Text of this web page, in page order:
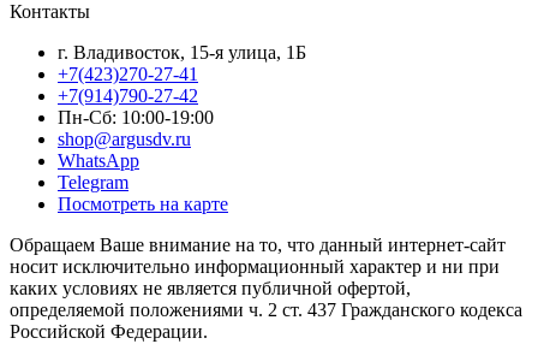
Контакты
г. Владивосток, 15-я улица, 1Б
+7(423)270-27-41
+7(914)790-27-42
Пн-Сб: 10:00-19:00
shop@argusdv.ru
WhatsApp
Telegram
Посмотреть на карте
Обращаем Ваше внимание на то, что данный интернет-сайт
носит исключительно информационный характер и ни при
каких условиях не является публичной офертой,
определяемой положениями ч. 2 ст. 437 Гражданского кодекса
Российской Федерации.